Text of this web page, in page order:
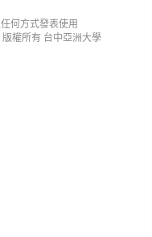
何方式發表使用
權所有 台中亞洲大學